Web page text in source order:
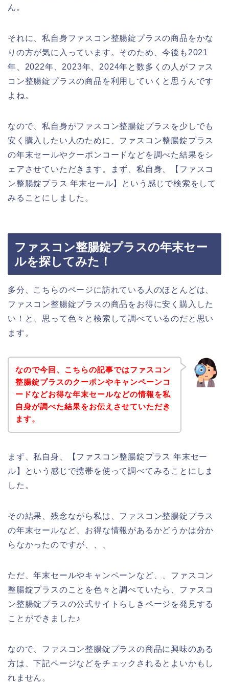
ん。
それに、私自身ファスコン整腸錠プラスの商品をかな
りの方が気に入っています。そのため、今後も2021
年、2022年、2023年、2024年と数多くの人がファス
コン整腸錠プラスの商品を利用していくと思うんです
よね。
なので、私自身がファスコン整腸錠プラスを少しでも
安く購入したい人のために、ファスコン整腸錠プラス
の年末セールやクーポンコードなどを調べた結果をシ
ェアさせていただきます。まず、私自身、【ファスコ
ン整腸錠プラス 年末セール】という感じで検索をして
みることにしました。
ファスコン整腸錠プラスの年末セー
ルを探してみた！
多分、こちらのページに訪れている人のほとんどは、
ファスコン整腸錠プラスの商品をお得に安く購入した
い！と、思って色々と検索して調べているのだと思い
ます。
なので今回、こちらの記事ではファスコン
整腸錠プラスのクーポンやキャンペーンコ
ードなどお得な年末セールなどの情報を私
自身が調べた結果をお伝えさせていただき
ます。
まず、私自身、【ファスコン整腸錠プラス 年末セー
ル】という感じで携帯を使って調べてみることにしま
した。
その結果、残念ながら私は、ファスコン整腸錠プラス
の年末セールなど、お得な情報があるかどうかは分か
らなかったのですが、、、
ただ、年末セールやキャンペーンなど、、ファスコン
整腸錠プラスのことを色々と調べていたら、ファスコ
ン整腸錠プラスの公式サイトらしきページを発見する
ことができました♪
なので、ファスコン整腸錠プラスの商品に興味のある
方は、下記ページなどをチェックされるとよいかもし
れません。